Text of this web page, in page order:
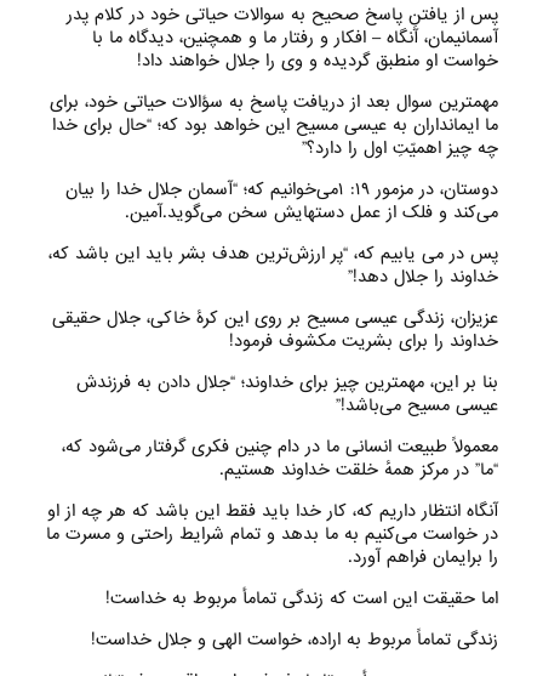
پس از یافتنِ پاسخ صحیح به سوالات حیاتی خود در کلام پدر
آسمانیمان، آنگاه – افکار و رفتار ما و همچنین، دیدگاه ما با
خواست او منطبق گردیده و وی را جلال خواهند داد!
مهمترین سوال بعد از دریافت پاسخ به سؤالات حیاتی خود، برای
ما ایمانداران به عیسی مسیح این خواهد بود که؛ “حال برای خدا
چه چیز اهمیّتِ اول را دارد؟”
دوستان، در مزمور ۱۹: ۱می‌‌خوانیم که؛ “آسمان جلال خدا را بیان
می‌‌کند و فلک از عمل دستهایش سخن می‌‌گوید.آمین‌.
پس در می یابیم که، “پر ارزش‌ترین هدف بشر باید این باشد که،
خداوند را جلال دهد!”
عزیزان، زندگی عیسی مسیح بر روی این کرهٔ خاکی، جلال حقیقی
خداوند را برای بشریت مکشوف فرمود!
بنا بر این، مهمترین چیز برای خداوند؛ “جلال دادن به فرزندش
عیسی مسیح می‌‌باشد!”
معمولاً طبیعت انسانی ما در دام چنین فکری گرفتار می‌‌شود که،
“ما” در مرکز همهٔ خلقت خداوند هستیم.
آنگاه انتظار داریم که، کار خدا باید فقط این باشد که هر چه از او
در خواست می‌‌کنیم به ما بدهد و تمام شرایط راحتی و مسرت ما
را برایمان فراهم آورد.
اما حقیقت این است که زندگی تمامأ مربوط به خداست!
زندگی تماماً مربوط به اراده، خواست الهی و جلال خداست!